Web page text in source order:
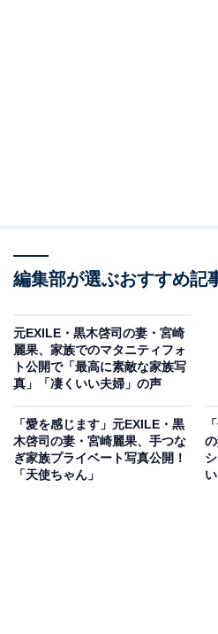
編集部が選ぶおすすめ記
元EXILE・黒木啓司の妻・宮崎
麗果、家族でのマタニティフォ
ト公開で「最高に素敵な家族写
真」「凄くいい夫婦」の声
「愛を感じます」元EXILE・黒
木啓司の妻・宮崎麗果、手つな
ぎ家族プライベート写真公開！
「天使ちゃん」